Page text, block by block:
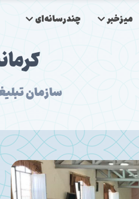
میزخبر چندرسانه‌ای
سازمان